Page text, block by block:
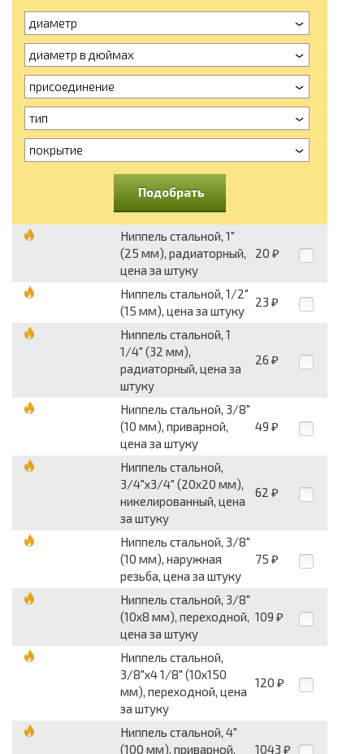
диаметр
диаметр в дюймах
присоединение
тип
покрытие
Подобрать
Ниппель стальной, 1"
(25 мм), радиаторный,
цена за штуку
20 ₽
Ниппель стальной, 1/2"
(15 мм), цена за штуку
23 ₽
Ниппель стальной, 1
1/4" (32 мм),
радиаторный, цена за
штуку
26 ₽
Ниппель стальной, 3/8"
(10 мм), приварной,
цена за штуку
49 ₽
Ниппель стальной,
3/4"х3/4" (20х20 мм),
никелированный, цена
за штуку
62 ₽
Ниппель стальной, 3/8"
(10 мм), наружная
резьба, цена за штуку
75 ₽
Ниппель стальной, 3/8"
(10х8 мм), переходной,
цена за штуку
109 ₽
Ниппель стальной,
3/8"х4 1/8" (10х150
мм), переходной, цена
за штуку
120 ₽
Ниппель стальной, 4"
(100 мм), приварной,
1043 ₽